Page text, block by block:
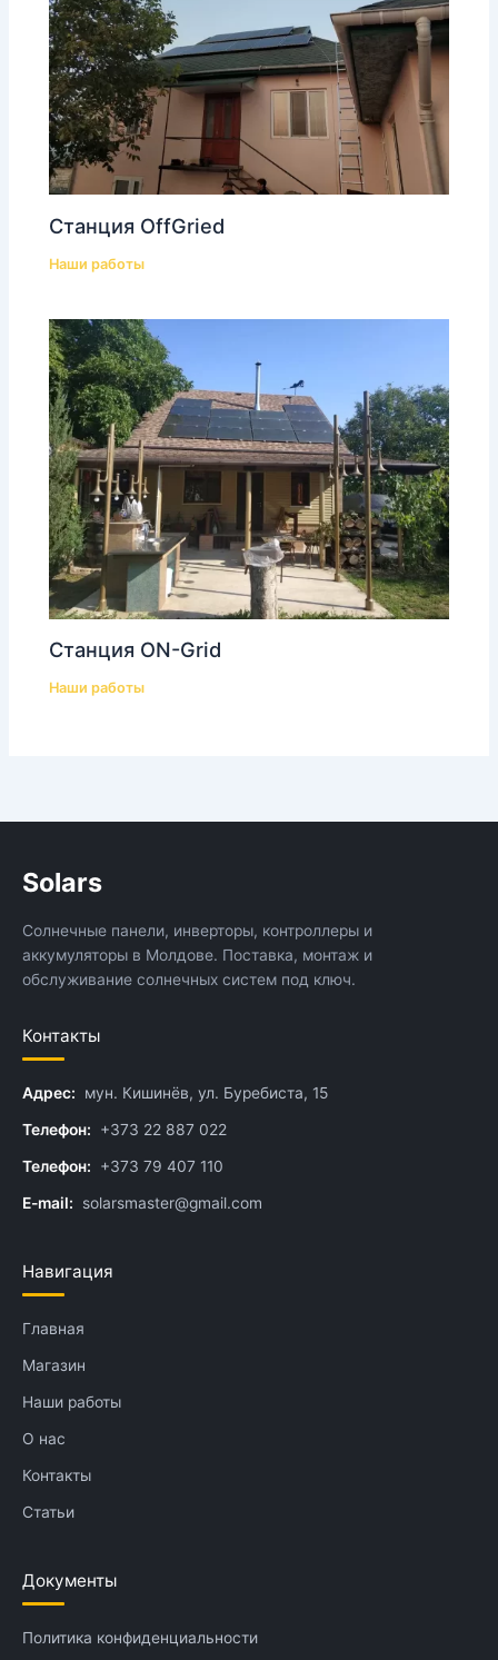
Станция OffGried
Наши работы
Станция ON-Grid
Наши работы
Solars
Солнечные панели, инверторы, контроллеры и
аккумуляторы в Молдове. Поставка, монтаж и
обслуживание солнечных систем под ключ.
Контакты
Адрес: мун. Кишинёв, ул. Буребиста, 15
Телефон: +373 22 887 022
Телефон: +373 79 407 110
E-mail: solarsmaster@gmail.com
Навигация
Главная
Магазин
Наши работы
О нас
Контакты
Статьи
Документы
Политика конфиденциальности